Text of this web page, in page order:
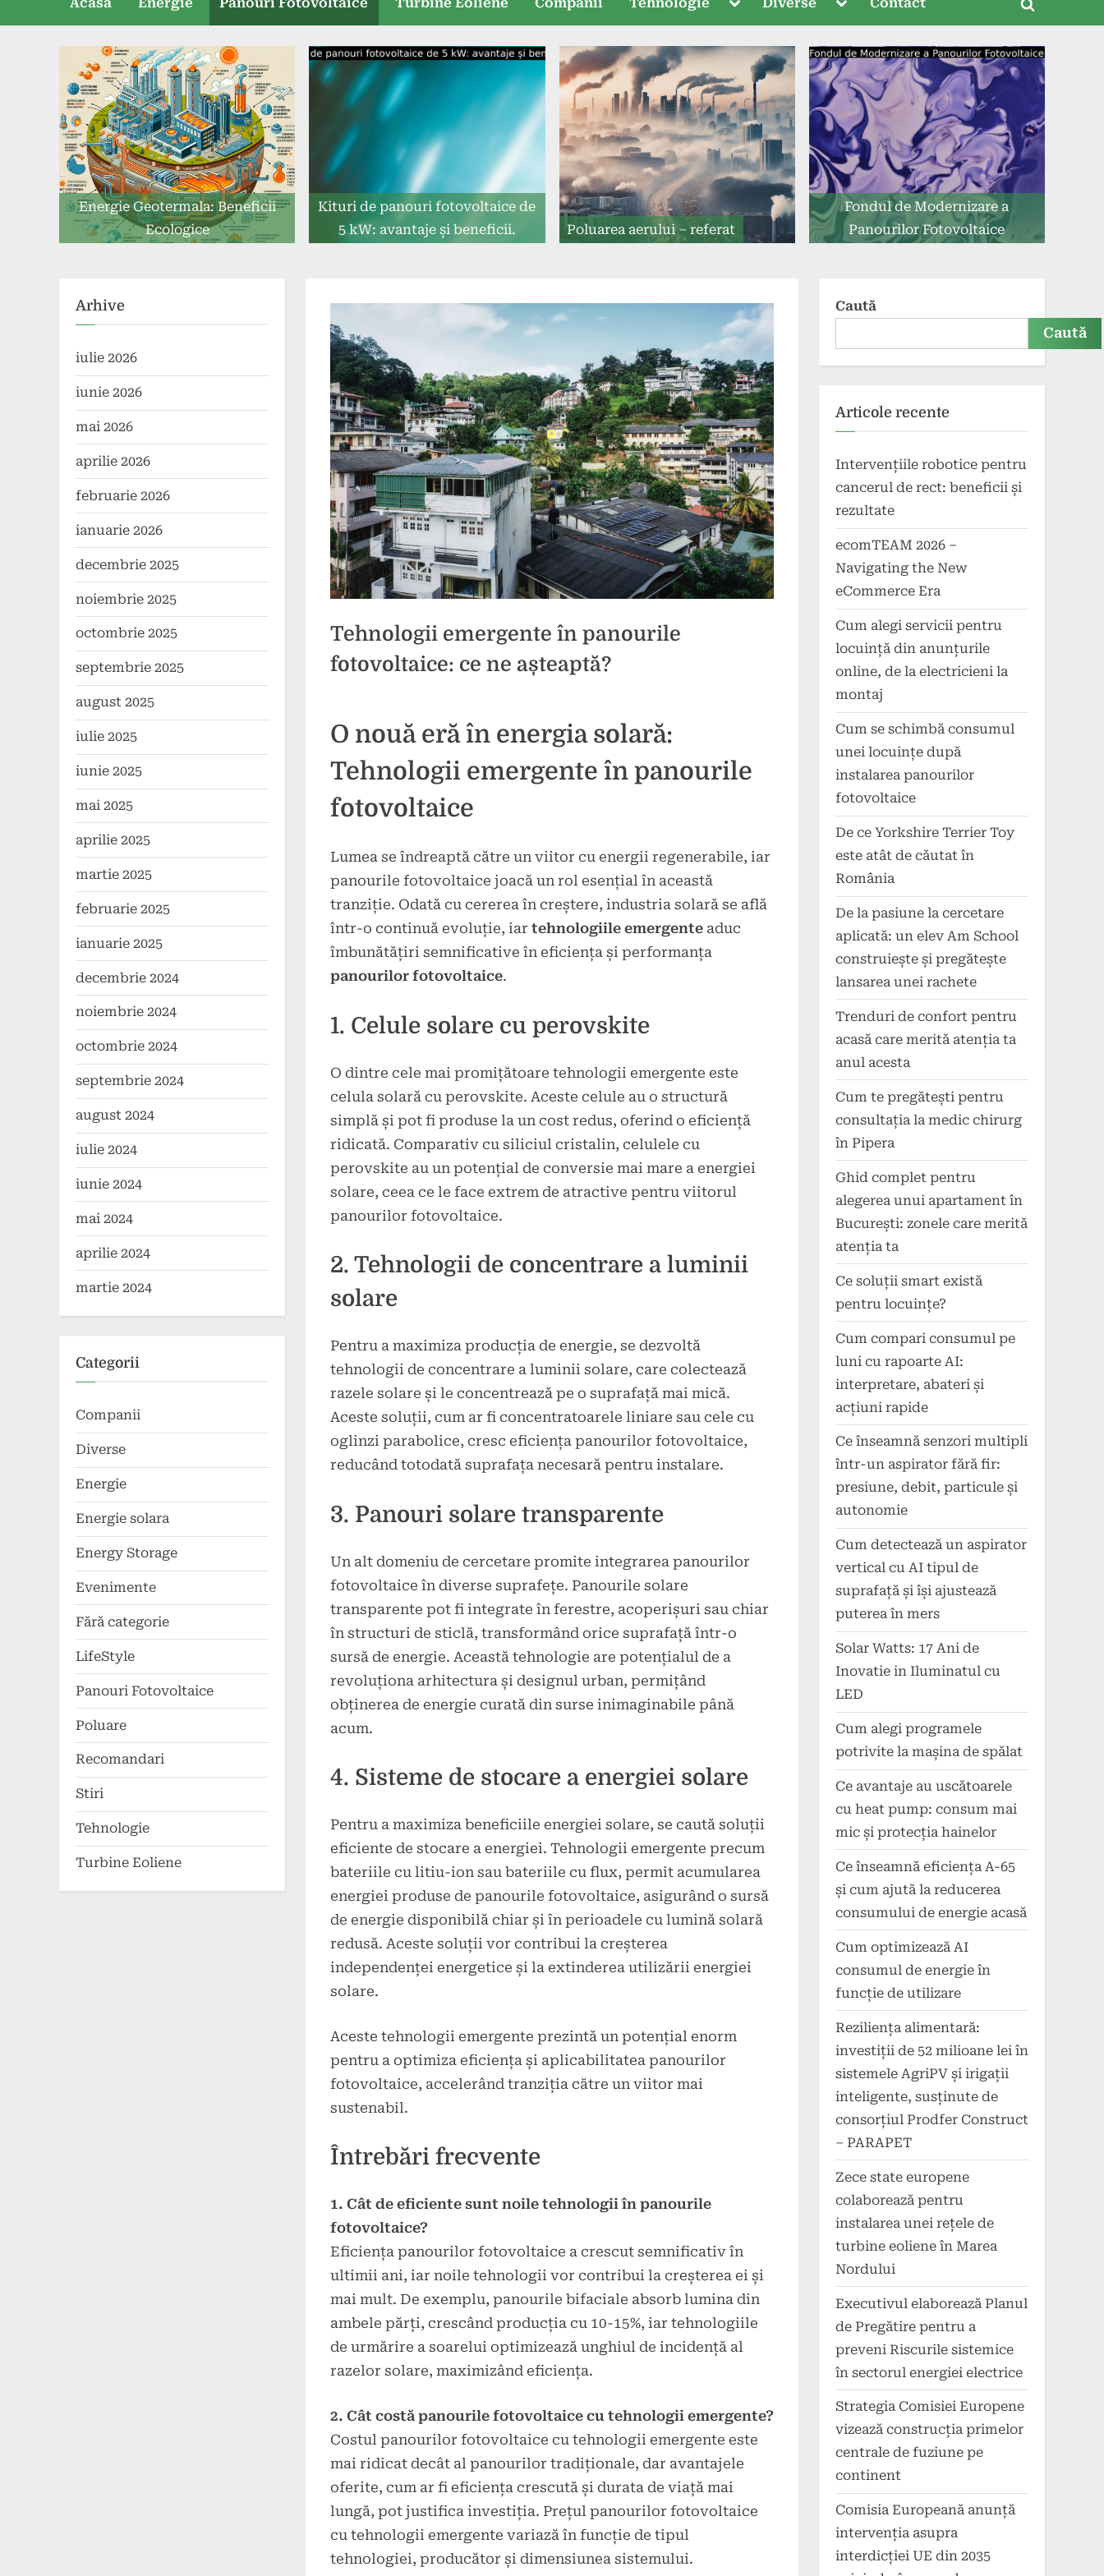
menu
menu
Toggle
form
Energie Geotermala: Beneficii
Ecologice
Kituri de panouri fotovoltaice de
5 kW: avantaje și beneficii.
Poluarea aerului – referat
Fondul de Modernizare a
Panourilor Fotovoltaice
Tehnologii emergente în panourile
fotovoltaice: ce ne așteaptă?
on
noiembrie
2024
O nouă eră în energia solară:
Tehnologii emergente în panourile
fotovoltaice
Lumea se îndreaptă către un viitor cu energii regenerabile, iar
panourile fotovoltaice joacă un rol esențial în această
tranziție. Odată cu cererea în creștere, industria solară se află
într-o continuă evoluție, iar tehnologiile emergente aduc
îmbunătățiri semnificative în eficiența și performanța
panourilor fotovoltaice.
1. Celule solare cu perovskite
O dintre cele mai promițătoare tehnologii emergente este
celula solară cu perovskite. Aceste celule au o structură
simplă și pot fi produse la un cost redus, oferind o eficiență
ridicată. Comparativ cu siliciul cristalin, celulele cu
perovskite au un potențial de conversie mai mare a energiei
solare, ceea ce le face extrem de atractive pentru viitorul
panourilor fotovoltaice.
2. Tehnologii de concentrare a luminii
solare
Pentru a maximiza producția de energie, se dezvoltă
tehnologii de concentrare a luminii solare, care colectează
razele solare și le concentrează pe o suprafață mai mică.
Aceste soluții, cum ar fi concentratoarele liniare sau cele cu
oglinzi parabolice, cresc eficiența panourilor fotovoltaice,
reducând totodată suprafața necesară pentru instalare.
3. Panouri solare transparente
Un alt domeniu de cercetare promite integrarea panourilor
fotovoltaice în diverse suprafețe. Panourile solare
transparente pot fi integrate în ferestre, acoperișuri sau chiar
în structuri de sticlă, transformând orice suprafață într-o
sursă de energie. Această tehnologie are potențialul de a
revoluționa arhitectura și designul urban, permițând
obținerea de energie curată din surse inimaginabile până
acum.
4. Sisteme de stocare a energiei solare
Pentru a maximiza beneficiile energiei solare, se caută soluții
eficiente de stocare a energiei. Tehnologii emergente precum
bateriile cu litiu-ion sau bateriile cu flux, permit acumularea
energiei produse de panourile fotovoltaice, asigurând o sursă
de energie disponibilă chiar și în perioadele cu lumină solară
redusă. Aceste soluții vor contribui la creșterea
independenței energetice și la extinderea utilizării energiei
solare.
Aceste tehnologii emergente prezintă un potențial enorm
pentru a optimiza eficiența și aplicabilitatea panourilor
fotovoltaice, accelerând tranziția către un viitor mai
sustenabil.
Întrebări frecvente
1. Cât de eficiente sunt noile tehnologii în panourile
fotovoltaice?
Eficiența panourilor fotovoltaice a crescut semnificativ în
ultimii ani, iar noile tehnologii vor contribui la creșterea ei și
mai mult. De exemplu, panourile bifaciale absorb lumina din
ambele părți, crescând producția cu 10-15%, iar tehnologiile
de urmărire a soarelui optimizează unghiul de incidență al
razelor solare, maximizând eficiența.
2. Cât costă panourile fotovoltaice cu tehnologii emergente?
Costul panourilor fotovoltaice cu tehnologii emergente este
mai ridicat decât al panourilor tradiționale, dar avantajele
oferite, cum ar fi eficiența crescută și durata de viață mai
lungă, pot justifica investiția. Prețul panourilor fotovoltaice
cu tehnologii emergente variază în funcție de tipul
tehnologiei, producător și dimensiunea sistemului.
Arhive
iulie 2026
iunie 2026
mai 2026
aprilie 2026
februarie 2026
ianuarie 2026
decembrie 2025
noiembrie 2025
octombrie 2025
septembrie 2025
august 2025
iulie 2025
iunie 2025
mai 2025
aprilie 2025
martie 2025
februarie 2025
ianuarie 2025
decembrie 2024
noiembrie 2024
octombrie 2024
septembrie 2024
august 2024
iulie 2024
iunie 2024
mai 2024
aprilie 2024
martie 2024
Categorii
Companii
Diverse
Energie
Energie solara
Energy Storage
Evenimente
Fără categorie
LifeStyle
Panouri Fotovoltaice
Poluare
Recomandari
Stiri
Tehnologie
Turbine Eoliene
Caută
Caută
Articole recente
Intervențiile robotice pentru
cancerul de rect: beneficii și
rezultate
ecomTEAM 2026 –
Navigating the New
eCommerce Era
Cum alegi servicii pentru
locuință din anunțurile
online, de la electricieni la
montaj
Cum se schimbă consumul
unei locuințe după
instalarea panourilor
fotovoltaice
De ce Yorkshire Terrier Toy
este atât de căutat în
România
De la pasiune la cercetare
aplicată: un elev Am School
construiește și pregătește
lansarea unei rachete
Trenduri de confort pentru
acasă care merită atenția ta
anul acesta
Cum te pregătești pentru
consultația la medic chirurg
în Pipera
Ghid complet pentru
alegerea unui apartament în
București: zonele care merită
atenția ta
Ce soluții smart există
pentru locuințe?
Cum compari consumul pe
luni cu rapoarte AI:
interpretare, abateri și
acțiuni rapide
Ce înseamnă senzori multipli
într-un aspirator fără fir:
presiune, debit, particule și
autonomie
Cum detectează un aspirator
vertical cu AI tipul de
suprafață și își ajustează
puterea în mers
Solar Watts: 17 Ani de
Inovatie in Iluminatul cu
LED
Cum alegi programele
potrivite la mașina de spălat
Ce avantaje au uscătoarele
cu heat pump: consum mai
mic și protecția hainelor
Ce înseamnă eficiența A-65
și cum ajută la reducerea
consumului de energie acasă
Cum optimizează AI
consumul de energie în
funcție de utilizare
Reziliența alimentară:
investiții de 52 milioane lei în
sistemele AgriPV și irigații
inteligente, susținute de
consorțiul Prodfer Construct
– PARAPET
Zece state europene
colaborează pentru
instalarea unei rețele de
turbine eoliene în Marea
Nordului
Executivul elaborează Planul
de Pregătire pentru a
preveni Riscurile sistemice
în sectorul energiei electrice
Strategia Comisiei Europene
vizează construcția primelor
centrale de fuziune pe
continent
Comisia Europeană anunță
intervenția asupra
interdicției UE din 2035